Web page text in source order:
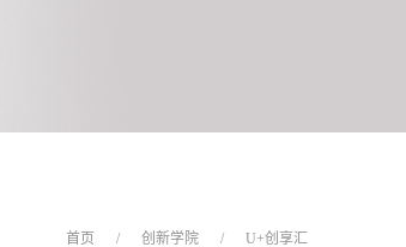
首页 / 创新学院 / U+创享汇